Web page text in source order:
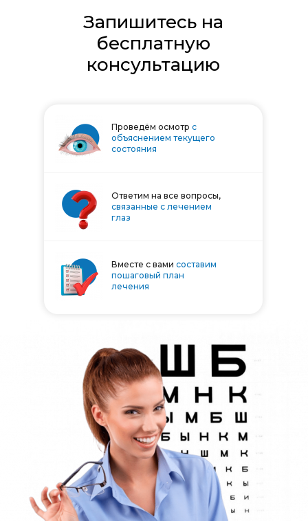
Запишитесь на
бесплатную
консультацию
Проведём осмотр с
объяснением текущего
состояния
Ответим на все вопросы,
связанные с лечением
глаз
Вместе с вами составим
пошаговый план
лечения